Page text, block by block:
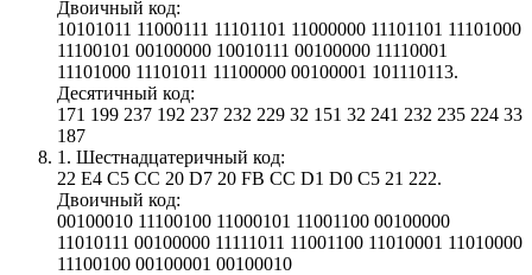
Двоичный код:
10101011 11000111 11101101 11000000 11101101 11101000
11100101 00100000 10010111 00100000 11110001
11101000 11101011 11100000 00100001 101110113.
Десятичный код:
171 199 237 192 237 232 229 32 151 32 241 232 235 224 33
187
1. Шестнадцатеричный код:
22 E4 C5 CC 20 D7 20 FB CC D1 D0 C5 21 222.
Двоичный код:
00100010 11100100 11000101 11001100 00100000
11010111 00100000 11111011 11001100 11010001 11010000
11100100 00100001 00100010